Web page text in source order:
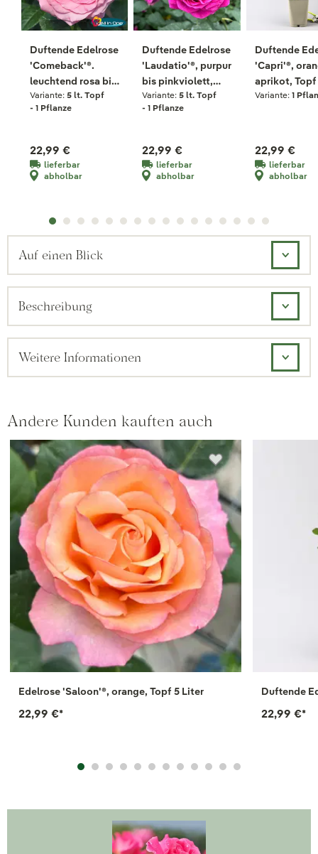
Duftende Edelrose
'Comeback'®.
leuchtend rosa bis
hellrosa, Topf 5
Liter
Variante: 5 lt. Topf
- 1 Pflanze
22,99 €
lieferbar
abholbar
Duftende Edelrose
'Laudatio'®, purpur
bis pinkviolett,
Topf 5 Liter
Variante:5 lt. Topf
- 1 Pflanze
22,99 €
lieferbar
abholbar
Duftende
'Capri'®,
aprikot, Topf
Liter
Variante: 1
22,99 €
lieferbar
abholbar
Auf einen Blick
Beschreibung
Weitere Informationen
Andere Kunden kauften auch
Edelrose 'Saloon'®, orange, Topf 5 Liter
22,99 €*
Duftende
22,99 €*